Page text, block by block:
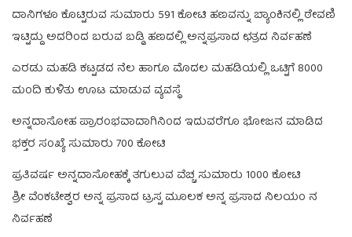
ದಾನಿಗಳೂ ಕೊಟ್ಟಿರುವ ಸುಮಾರು 591 ಕೋಟಿ ಹಣವನ್ನು ಬ್ಯಾಂಕಿನಲ್ಲಿ ಠೇವಣಿ
ಇಟ್ಟಿದ್ದು ಅದರಿಂದ ಬರುವ ಬಡ್ಡಿ ಹಣದಲ್ಲಿ ಅನ್ನಪ್ರಸಾದ ಛತ್ರದ ನಿರ್ವಹಣೆ
ಎರಡು ಮಹಡಿ ಕಟ್ಟಡದ ನೆಲ ಹಾಗೂ ಮೊದಲ ಮಹಡಿಯಲ್ಲಿ ಒಟ್ಟಿಗೆ 8000
ಮಂದಿ ಕುಳಿತು ಊಟ ಮಾಡುವ ವ್ಯವಸ್ಥೆ
ಅನ್ನದಾಸೋಹ ಪ್ರಾರಂಭವಾದಾಗಿನಿಂದ ಇದುವರೆಗೂ ಭೋಜನ ಮಾಡಿದ
ಭಕ್ತರ ಸಂಖ್ಯೆ ಸುಮಾರು 700 ಕೋಟಿ
ಪ್ರತಿವರ್ಷ ಅನ್ನದಾಸೋಹಕ್ಕೆ ತಗುಲುವ ವೆಚ್ಚ ಸುಮಾರು 1000 ಕೋಟಿ
ಶ್ರೀ ವೆಂಕಟೇಶ್ವರ ಅನ್ನ ಪ್ರಸಾದ ಟ್ರಸ್ಟ ಮೂಲಕ ಅನ್ನ ಪ್ರಸಾದ ನಿಲಯಂ ನ
ನಿರ್ವಹಣೆ